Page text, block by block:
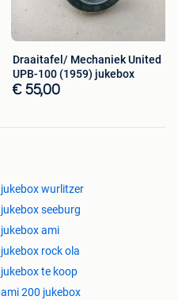
Draaitafel/ Mechaniek United
UPB-100 (1959) jukebox
€ 55,00
jukebox wurlitzer
jukebox seeburg
jukebox ami
jukebox rock ola
jukebox te koop
ami 200 jukebox